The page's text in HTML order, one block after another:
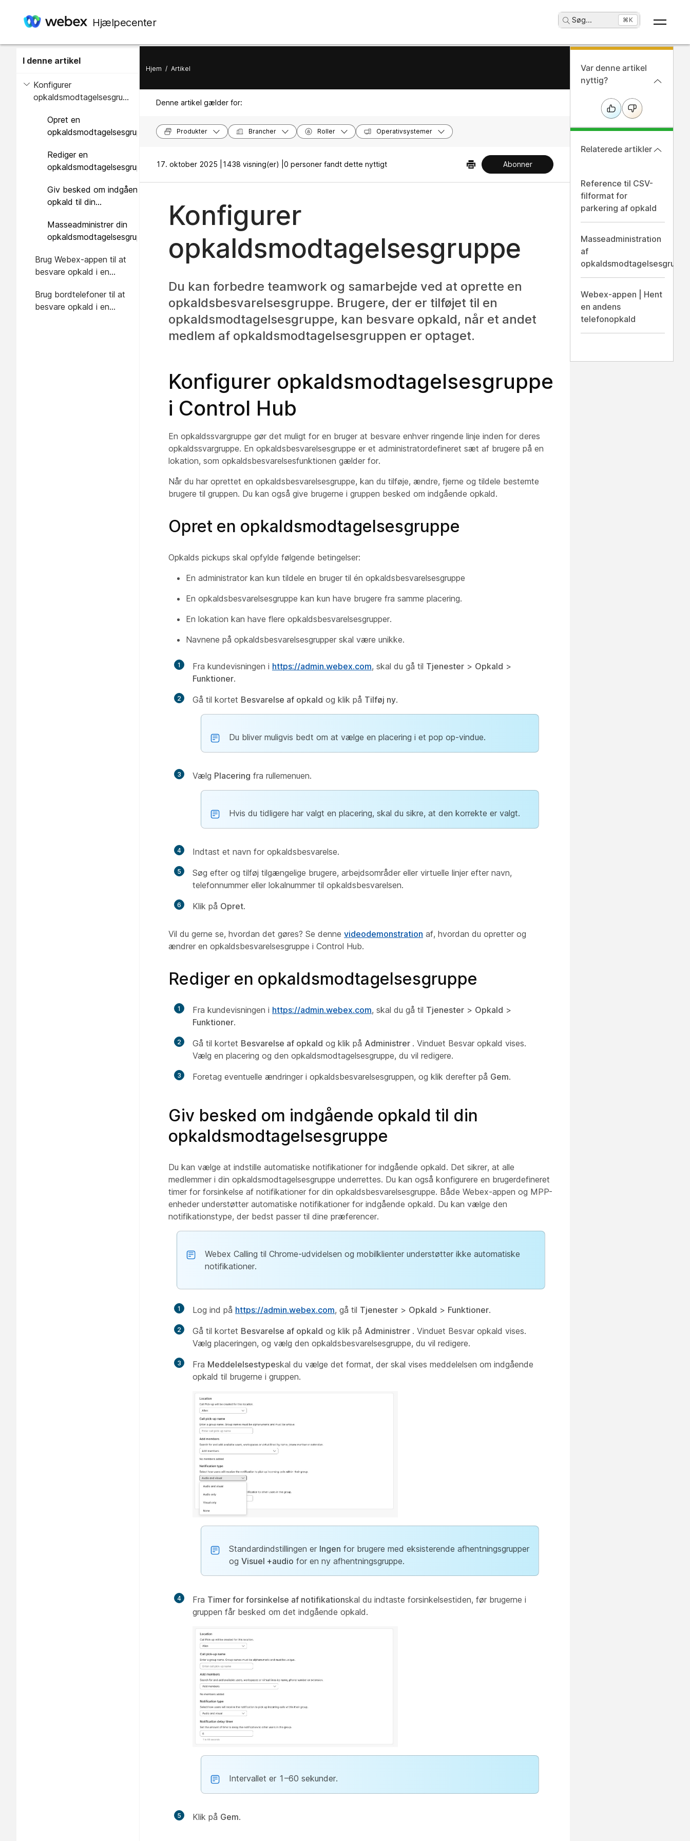
Hjælpecenter Søg... ⌘K
I denne artikel
Konfigurer
opkaldsmodtagelsesgruppe
Opret en
opkaldsmodtagelsesgruppe
Rediger en
opkaldsmodtagelsesgruppe
Giv besked om indgående
opkald til din
Masseadministrer din
opkaldsmodtagelsesgruppe
Brug Webex-appen til at
besvare opkald i en
Brug bordtelefoner til at
besvare opkald i en
Hjem / Artikel
Denne artikel gælder for:
Produkter Brancher Roller Operativsystemer
17. oktober 2025 | 1438 visning(er) | 0 personer fandt dette nyttigt Abonner
Konfigurer
opkaldsmodtagelsesgruppe
Du kan forbedre teamwork og samarbejde ved at oprette en
opkaldsbesvarelsesgruppe. Brugere, der er tilføjet til en
opkaldsmodtagelsesgruppe, kan besvare opkald, når et andet
medlem af opkaldsmodtagelsesgruppen er optaget.
Konfigurer opkaldsmodtagelsesgruppe
i Control Hub
En opkaldssvargruppe gør det muligt for en bruger at besvare enhver ringende linje inden for deres
opkaldssvargruppe. En opkaldsbesvarelsesgruppe er et administratordefineret sæt af brugere på en
lokation, som opkaldsbesvarelsesfunktionen gælder for.
Når du har oprettet en opkaldsbesvarelsesgruppe, kan du tilføje, ændre, fjerne og tildele bestemte
brugere til gruppen. Du kan også give brugerne i gruppen besked om indgående opkald.
Opret en opkaldsmodtagelsesgruppe
Opkalds pickups skal opfylde følgende betingelser:
En administrator kan kun tildele en bruger til én opkaldsbesvarelsesgruppe
En opkaldsbesvarelsesgruppe kan kun have brugere fra samme placering.
En lokation kan have flere opkaldsbesvarelsesgrupper.
Navnene på opkaldsbesvarelsesgrupper skal være unikke.
1 Fra kundevisningen i https://admin.webex.com, skal du gå til Tjenester > Opkald >
Funktioner.
2 Gå til kortet Besvarelse af opkald og klik på Tilføj ny.
Du bliver muligvis bedt om at vælge en placering i et pop op-vindue.
3 Vælg Placering fra rullemenuen.
Hvis du tidligere har valgt en placering, skal du sikre, at den korrekte er valgt.
4 Indtast et navn for opkaldsbesvarelse.
5
Søg efter og tilføj tilgængelige brugere, arbejdsområder eller virtuelle linjer efter navn,
telefonnummer eller lokalnummer til opkaldsbesvarelsen.
6 Klik på Opret.
Vil du gerne se, hvordan det gøres? Se denne videodemonstration af, hvordan du opretter og
ændrer en opkaldsbesvarelsesgruppe i Control Hub.
Rediger en opkaldsmodtagelsesgruppe
1 Fra kundevisningen i https://admin.webex.com, skal du gå til Tjenester > Opkald >
Funktioner.
2 Gå til kortet Besvarelse af opkald og klik på Administrer . Vinduet Besvar opkald vises.
Vælg en placering og den opkaldsmodtagelsesgruppe, du vil redigere.
3 Foretag eventuelle ændringer i opkaldsbesvarelsesgruppen, og klik derefter på Gem.
Giv besked om indgående opkald til din
opkaldsmodtagelsesgruppe
Du kan vælge at indstille automatiske notifikationer for indgående opkald. Det sikrer, at alle
medlemmer i din opkaldsmodtagelsesgruppe underrettes. Du kan også konfigurere en brugerdefineret
timer for forsinkelse af notifikationer for din opkaldsbesvarelsesgruppe. Både Webex-appen og MPP-
enheder understøtter automatiske notifikationer for indgående opkald. Du kan vælge den
notifikationstype, der bedst passer til dine præferencer.
Webex Calling til Chrome-udvidelsen og mobilklienter understøtter ikke automatiske
notifikationer.
1 Log ind på https://admin.webex.com, gå til Tjenester > Opkald > Funktioner.
2 Gå til kortet Besvarelse af opkald og klik på Administrer . Vinduet Besvar opkald vises.
Vælg placeringen, og vælg den opkaldsbesvarelsesgruppe, du vil redigere.
3 Fra Meddelelsestypeskal du vælge det format, der skal vises meddelelsen om indgående
opkald til brugerne i gruppen.
Standardindstillingen er Ingen for brugere med eksisterende afhentningsgrupper
og Visuel +audio for en ny afhentningsgruppe.
4 Fra Timer for forsinkelse af notifikationskal du indtaste forsinkelsestiden, før brugerne i
gruppen får besked om det indgående opkald.
Intervallet er 1–60 sekunder.
5 Klik på Gem.
Var denne artikel
nyttig?
Relaterede artikler
Reference til CSV-
filformat for
parkering af opkald
Masseadministration
af
Webex-appen | Hent
en andens
telefonopkald